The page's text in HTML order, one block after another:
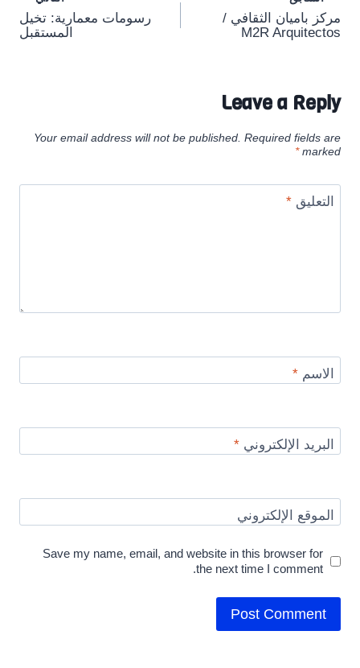
navigation
مركز باميان الثقافي /
M2R Arquitectos
رسومات معمارية: تخيل
المستقبل
Leave a Reply
Your email address will not be published. Required fields are
marked
*
التعليق*
الاسم*
البريد الإلكتروني*
الموقع الإلكتروني
Save my name, email, and website in this browser for
the next time I comment.